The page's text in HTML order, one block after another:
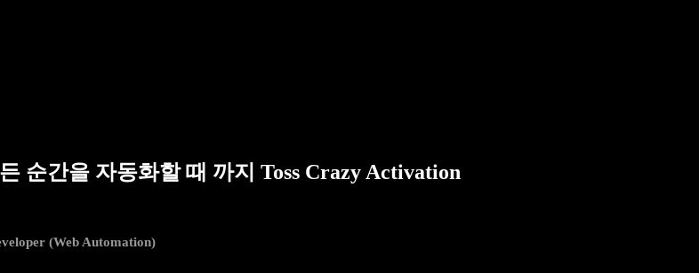
순간을 자동화할 때 까지 Toss Crazy Activation
(Web Automation)